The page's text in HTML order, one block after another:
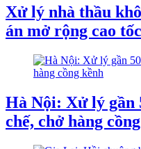
Xử lý nhà thầu
án mở rộng cao
Hà Nội: Xử lý gần
chế, chở hàng